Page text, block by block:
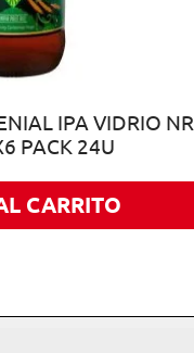
IPA VIDRIO NR
PACK 24U
CARRITO